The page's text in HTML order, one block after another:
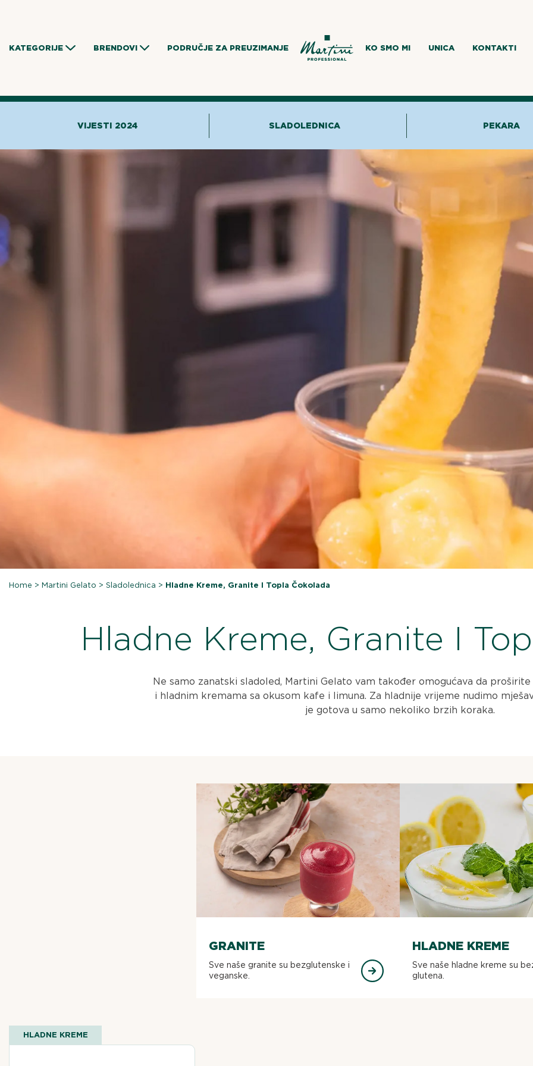
KATEGORIJE BRENDOVI PODRUČJE ZA PREUZIMANJE KO SMO MI UNICA KONTAKTI
VIJESTI 2024 SLADOLEDNICA PEKARA
Home >Martini Gelato >Sladolednica > Hladne Kreme, Granite I Topla Čokolada
Hladne Kreme, Granite I
Ne samo zanatski sladoled, Martini Gelato vam također omogućava da
i hladnim kremama sa okusom kafe i limuna. Za hladnije vrijeme nudimo
je gotova u samo nekoliko brzih koraka.
GRANITE
Sve naše granite su bezglutenske i
veganske.
HLADNE KREME
Sve naše hladne kreme su
glutena.
HLADNE KREME